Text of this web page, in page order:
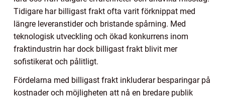
Tidigare har billigast frakt ofta varit förknippat med
längre leveranstider och bristande spårning. Med
teknologisk utveckling och ökad konkurrens inom
fraktindustrin har dock billigast frakt blivit mer
sofistikerat och pålitligt.
Fördelarna med billigast frakt inkluderar besparingar på
kostnader och möjligheten att nå en bredare publik